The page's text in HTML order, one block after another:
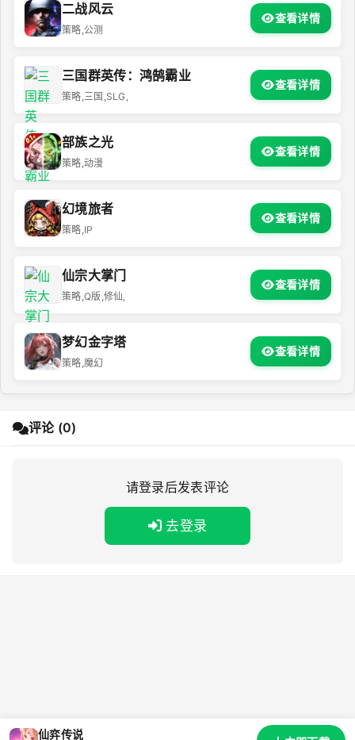
二战风云
策略,公测
查看详情
三国群英传：鸿鹄霸业
策略,三国,SLG,
查看详情
部族之光
策略,动漫
查看详情
幻境旅者
策略,IP
查看详情
仙宗大掌门
策略,Q版,修仙,
查看详情
梦幻金字塔
策略,魔幻
查看详情
评论 (0)
请登录后发表评论
去登录
仙弈传说